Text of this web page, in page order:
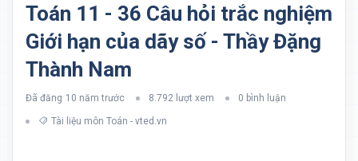
Toán 11 - 36 Câu hỏi trắc nghiệm
Giới hạn của dãy số - Thầy Đặng
Thành Nam
Đã đăng 10 năm trước 8.792 lượt xem 0 bình luận
Tài liệu môn Toán - vted.vn